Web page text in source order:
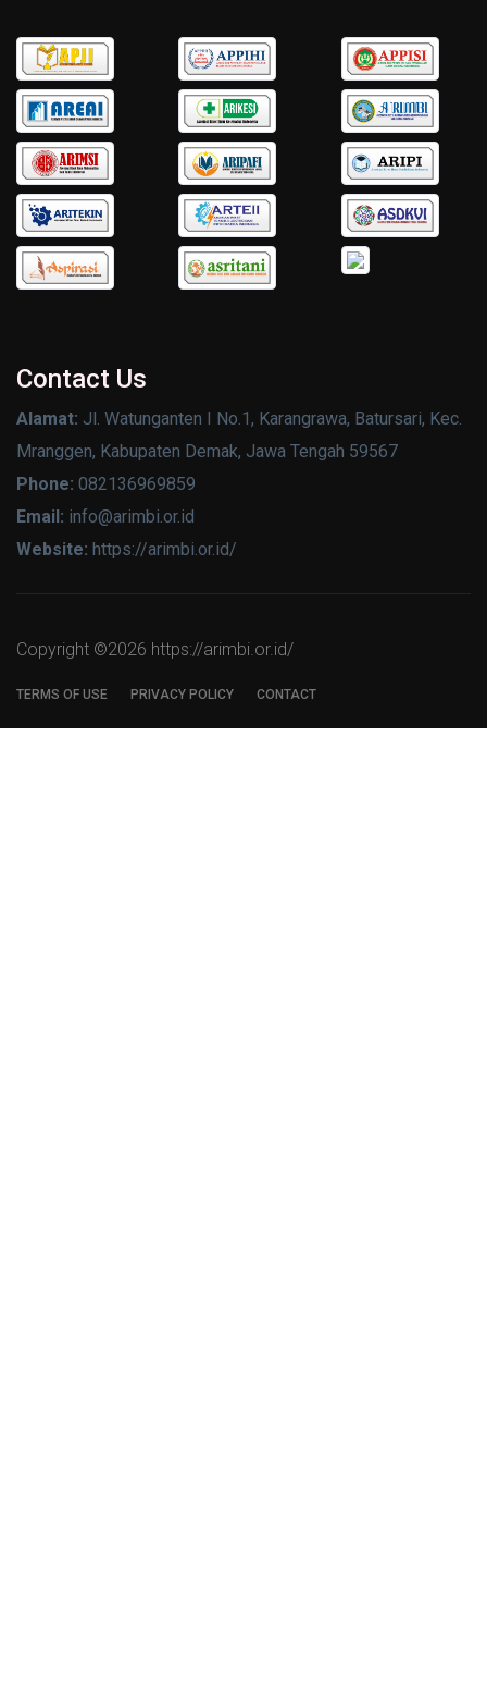
Contact Us
Alamat: Jl. Watunganten I No.1, Karangrawa, Batursari, Kec.
Mranggen, Kabupaten Demak, Jawa Tengah 59567
Phone: 082136969859
Email: info@arimbi.or.id
Website: https://arimbi.or.id/
Copyright ©2026 https://arimbi.or.id/
TERMS OF USE PRIVACY POLICY CONTACT